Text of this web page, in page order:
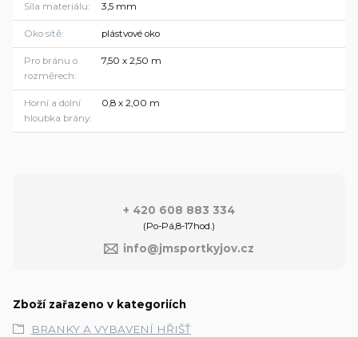
Síla materiálu 3,5 mm
Oko sítě plástvové oko
Pro bránu o
rozměrech
7,50 x 2,50 m
Horní a dolní
hloubka brány
0,8 x 2,00 m
+ 420 608 883 334
(Po-Pá,8-17hod.)
info@jmsportkyjov.cz
Zboží zařazeno v kategoriích
BRANKY A VYBAVENÍ HŘIŠŤ